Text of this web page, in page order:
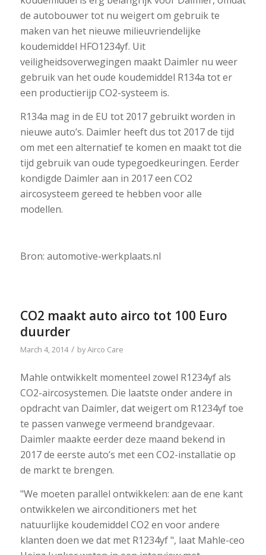
de autobouwer tot nu weigert om gebruik te
maken van het nieuwe milieuvriendelijke
koudemiddel HFO1234yf. Uit
veiligheidsoverwegingen maakt Daimler nu weer
gebruik van het oude koudemiddel R134a tot er
een productierijp CO2-systeem is.
R134a mag in de EU tot 2017 gebruikt worden in
nieuwe auto’s. Daimler heeft dus tot 2017 de tijd
om met een alternatief te komen en maakt tot die
tijd gebruik van oude typegoedkeuringen. Eerder
kondigde Daimler aan in 2017 een CO2
aircosysteem gereed te hebben voor alle
modellen.
Bron: automotive-werkplaats.nl
CO2 maakt auto airco tot 100 Euro
duurder
March 4, 2014 / byAirco Care
Mahle ontwikkelt momenteel zowel R1234yf als
CO2-aircosystemen. Die laatste onder andere in
opdracht van Daimler, dat weigert om R1234yf toe
te passen vanwege vermeend brandgevaar.
Daimler maakte eerder deze maand bekend in
2017 de eerste auto’s met een CO2-installatie op
de markt te brengen.
"We moeten parallel ontwikkelen: aan de ene kant
ontwikkelen we airconditioners met het
natuurlijke koudemiddel CO2 en voor andere
klanten doen we dat met R1234yf ", laat Mahle-ceo